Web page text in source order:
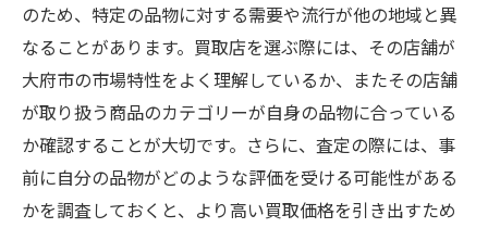
のため、特定の品物に対する需要や流行が他の地域と異
なることがあります。買取店を選ぶ際には、その店舗が
大府市の市場特性をよく理解しているか、またその店舗
が取り扱う商品のカテゴリーが自身の品物に合っている
か確認することが大切です。さらに、査定の際には、事
前に自分の品物がどのような評価を受ける可能性がある
かを調査しておくと、より高い買取価格を引き出すため